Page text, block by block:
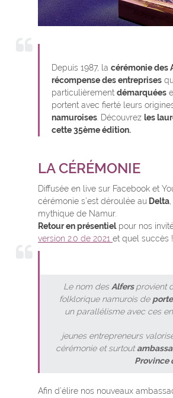
Depuis 1987, la cérémonie des
récompense des entreprises
particulièrement démarquées
portent avec fierté leurs
namuroises . Découvrez les
cette 35ème édition.
LA CÉRÉMONIE
Diffusée en live sur Facebook et
cérémonie s’est déroulée au Delta
mythique de Namur.
Retour en présentielpour nos
version 2.0 de 2021 et quel succès !
Le nom des Alfers provient
folklorique namurois de
un parallélisme avec ces
jeunes entrepreneurs
cérémonie et surtout
Province
Afin d’élire nos nouveaux